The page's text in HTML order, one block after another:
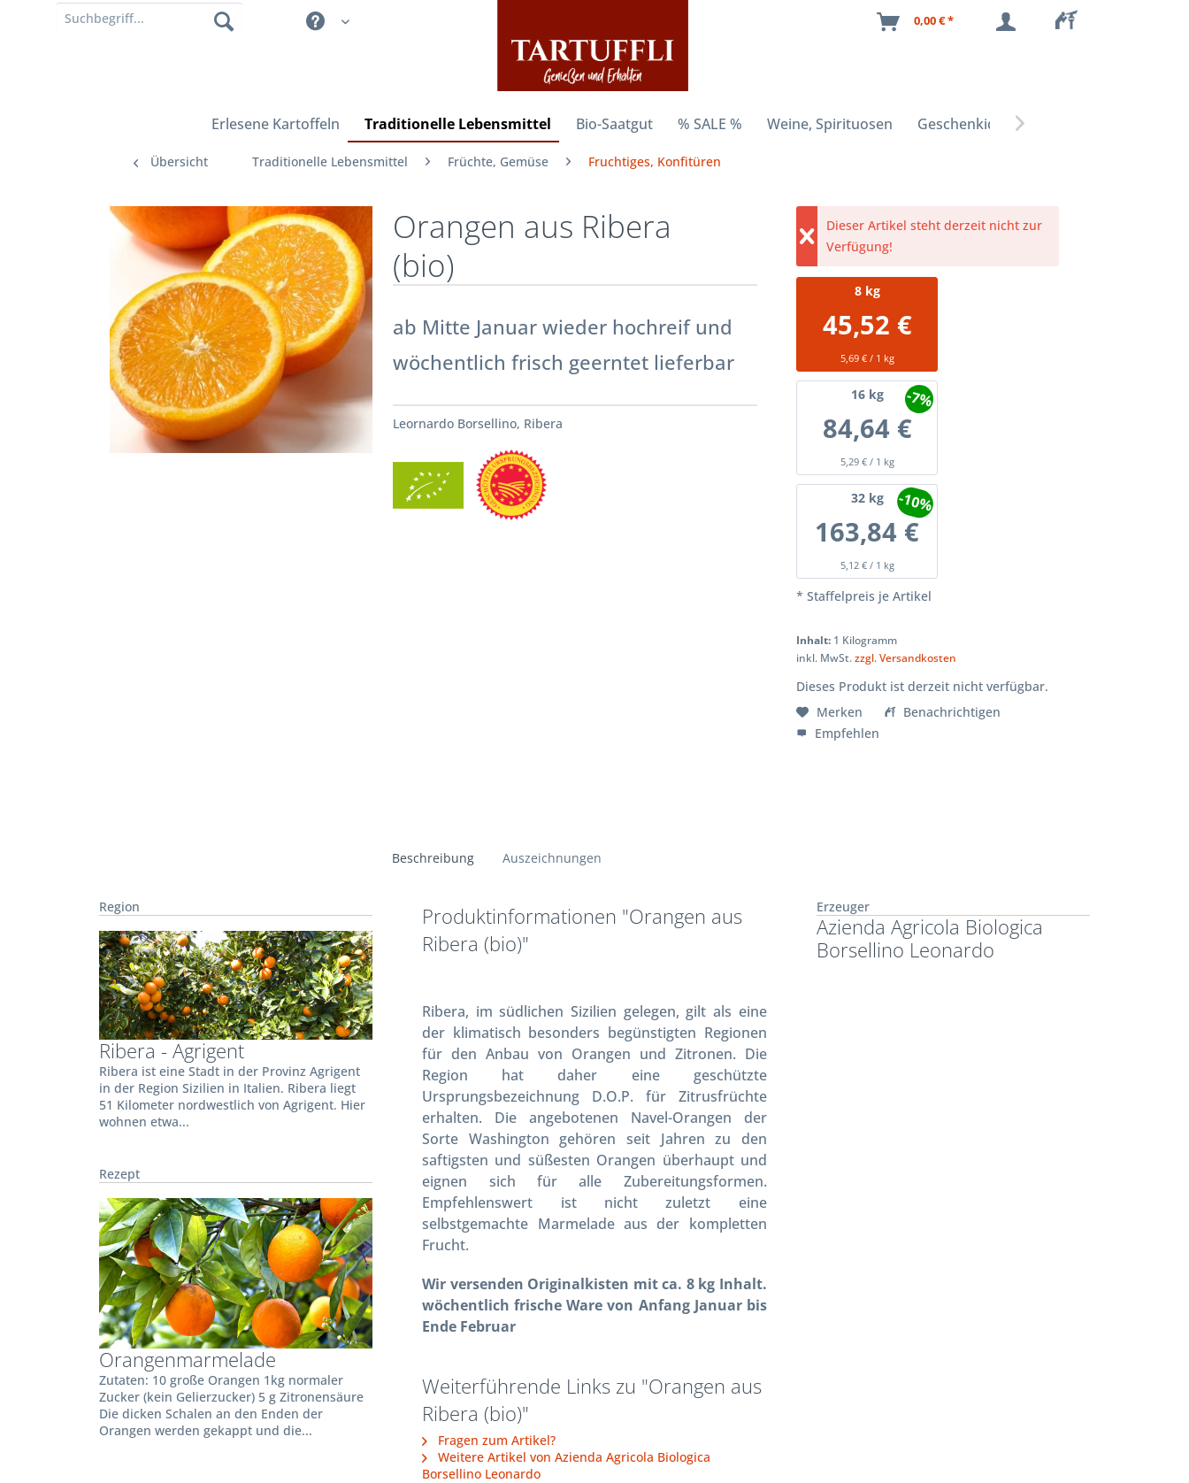
0,00 € *
Erlesene Kartoffeln Traditionelle Lebensmittel Bio-Saatgut % SALE % Weine, Spirituosen Geschenkideen
Übersicht Traditionelle Lebensmittel Früchte, Gemüse Fruchtiges, Konfitüren
Orangen aus Ribera
(bio)
ab Mitte Januar wieder hochreif und
wöchentlich frisch geerntet lieferbar
Leornardo Borsellino, Ribera
Dieser Artikel steht derzeit nicht zur
Verfügung!
8kg
45,52 €
5,69 € / 1 kg
16kg
84,64 €
5,29 € / 1 kg
-7%
32kg
163,84 €
5,12 € / 1 kg
-10%
* Staffelpreis je Artikel
Inhalt: 1 Kilogramm
inkl. MwSt.zzgl. Versandkosten
Dieses Produkt ist derzeit nicht verfügbar.
Merken
Benachrichtigen
Empfehlen
Region
Ribera - Agrigent
Ribera ist eine Stadt in der Provinz Agrigent
in der Region Sizilien in Italien. Ribera liegt
51 Kilometer nordwestlich von Agrigent. Hier
wohnen etwa...
Rezept
Orangenmarmelade
Zutaten: 10 große Orangen 1kg normaler
Zucker (kein Gelierzucker) 5 g Zitronensäure
Die dicken Schalen an den Enden der
Orangen werden gekappt und die...
Beschreibung Auszeichnungen
Produktinformationen "Orangen aus
Ribera (bio)"
Ribera, im südlichen Sizilien gelegen, gilt als eine
der klimatisch besonders begünstigten Regionen
für den Anbau von Orangen und Zitronen. Die
Region hat daher eine geschützte
Ursprungsbezeichnung D.O.P. für Zitrusfrüchte
erhalten. Die angebotenen Navel-Orangen der
Sorte Washington gehören seit Jahren zu den
saftigsten und süßesten Orangen überhaupt und
eignen sich für alle Zubereitungsformen.
Empfehlenswert ist nicht zuletzt eine
selbstgemachte Marmelade aus der kompletten
Frucht.
Wir versenden Originalkisten mit ca. 8 kg Inhalt.
wöchentlich frische Ware von Anfang Januar bis
Ende Februar
Weiterführende Links zu "Orangen aus
Ribera (bio)"
Fragen zum Artikel?
Weitere Artikel von Azienda Agricola Biologica
Borsellino Leonardo
Erzeuger
Azienda Agricola Biologica
Borsellino Leonardo